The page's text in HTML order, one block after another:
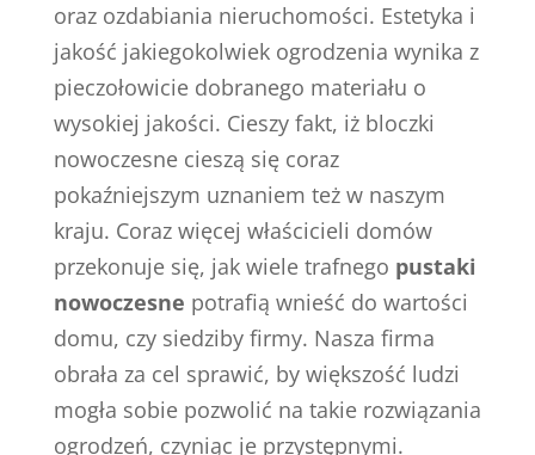
oraz ozdabiania nieruchomości. Estetyka i
jakość jakiegokolwiek ogrodzenia wynika z
pieczołowicie dobranego materiału o
wysokiej jakości. Cieszy fakt, iż bloczki
nowoczesne cieszą się coraz
pokaźniejszym uznaniem też w naszym
kraju. Coraz więcej właścicieli domów
przekonuje się, jak wiele trafnego pustaki
nowoczesne potrafią wnieść do wartości
domu, czy siedziby firmy. Nasza firma
obrała za cel sprawić, by większość ludzi
mogła sobie pozwolić na takie rozwiązania
ogrodzeń, czyniąc je przystępnymi.